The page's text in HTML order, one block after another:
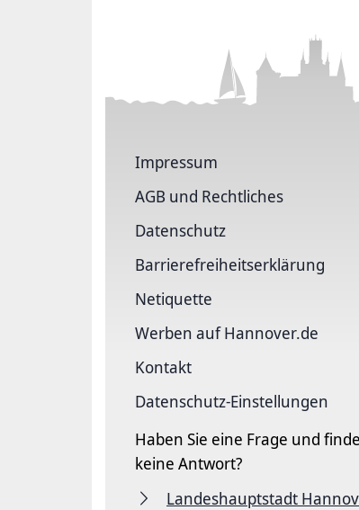
Impressum
AGB und Rechtliches
Datenschutz
Barriere­freiheits­erklärung
Netiquette
Werben auf Hannover.de
Kontakt
Datenschutz-Einstellungen
Haben Sie eine Frage und
keine Antwort?
Landeshauptstadt